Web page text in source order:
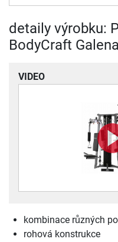
detaily výrobku:
BodyCraft Galena
VIDEO
kombinace různých
rohová konstrukce